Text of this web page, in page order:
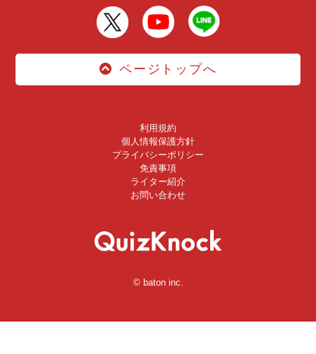
ページトップへ
利用規約
個人情報保護方針
プライバシーポリシー
免責事項
ライター紹介
お問い合わせ
© baton inc.